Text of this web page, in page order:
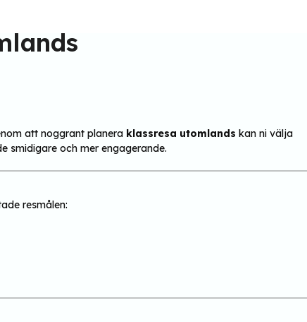
att noggrant planera klassresa utomlands kan ni välja
smidigare och mer engagerande.
resmålen: